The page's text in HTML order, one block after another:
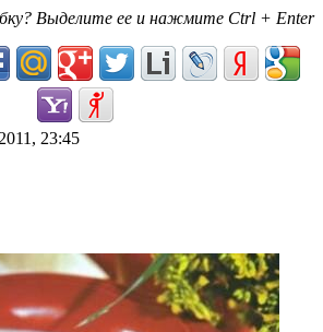
Выделите ее и нажмите Ctrl + Enter
23:45